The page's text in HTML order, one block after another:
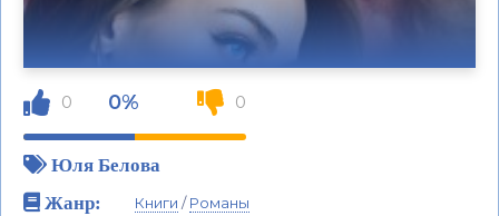
0 0% 0
Юля Белова
Жанр:
Книги /Романы